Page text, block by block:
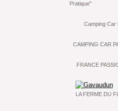
Pratique"
Camping Car
CAMPING CAR
FRANCE
LA FERME DU